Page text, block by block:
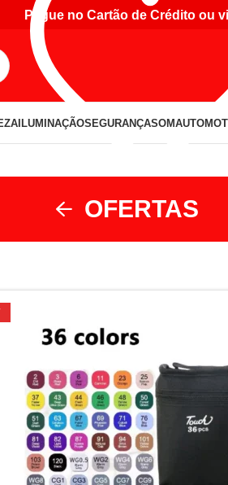
Pague no Cartão de Crédito ou
ILUMINAÇÃOSEGURANÇASOM
OFERTAS